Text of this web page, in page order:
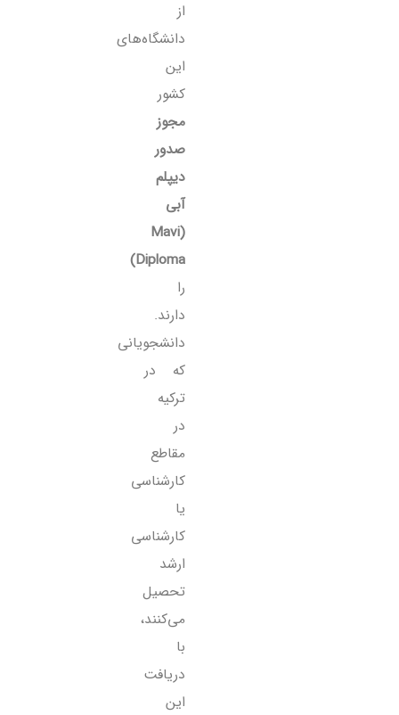
از
دانشگاه‌های
این
کشور
مجوز
صدور
دیپلم
آبی
(Mavi
Diploma)
را
دارند.
دانشجویانی
که در
ترکیه
در
مقاطع
کارشناسی
یا
کارشناسی
ارشد
تحصیل
می‌کنند،
با
دریافت
این